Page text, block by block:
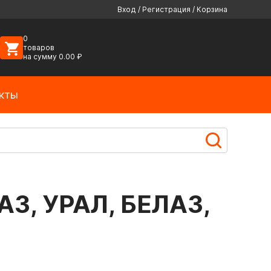
Вход / Регистрация / Корзина
0
товаров
на сумму 0.00 ₽
УРАЛ, БЕЛАЗ,